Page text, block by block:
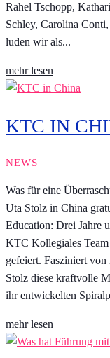
Rahel Tschopp,
Schley, Carolina
luden wir als...
mehr lesen
KTC IN
NEWS
Was für eine
Uta Stolz in China
Education: Drei Jahre
KTC Kollegiales
gefeiert. Fasziniert
Stolz diese kraftvolle
ihr entwickelten
mehr lesen